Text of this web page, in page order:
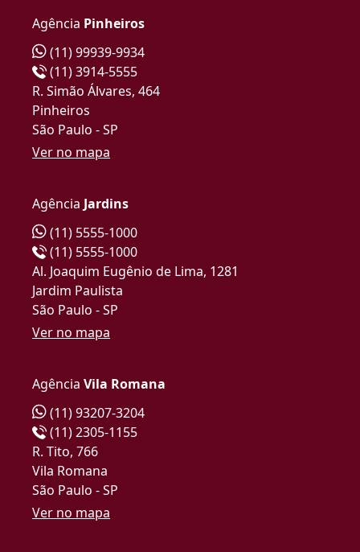
Agência Pinheiros
(11) 99939-9934
(11) 3914-5555
R. Simão Álvares, 464
Pinheiros
São Paulo - SP
Ver no mapa
Agência Jardins
(11) 5555-1000
(11) 5555-1000
Al. Joaquim Eugênio de Lima, 1281
Jardim Paulista
São Paulo - SP
Ver no mapa
Agência Vila Romana
(11) 93207-3204
(11) 2305-1155
R. Tito, 766
Vila Romana
São Paulo - SP
Ver no mapa